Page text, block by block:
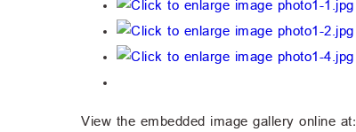
View the embedded image gallery online at: